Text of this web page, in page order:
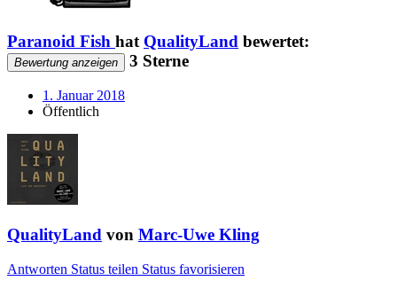
Paranoid Fish hat QualityLand bewertet:
Bewertung anzeigen 3 Sterne
1. Januar 2018
Öffentlich
QualityLand von Marc-Uwe Kling
Antworten Status teilen Status favorisieren